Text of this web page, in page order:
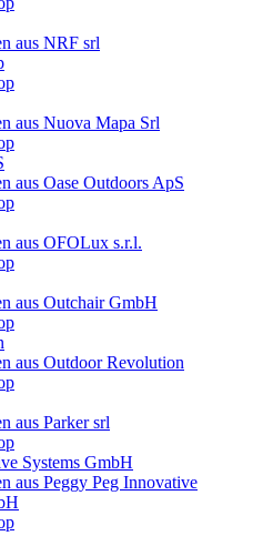
aus NRF srl
aus Nuova Mapa Srl
aus Oase Outdoors ApS
aus OFOLux s.r.l.
aus Outchair GmbH
aus Outdoor Revolution
aus Parker srl
Systems GmbH
aus Peggy Peg Innovative